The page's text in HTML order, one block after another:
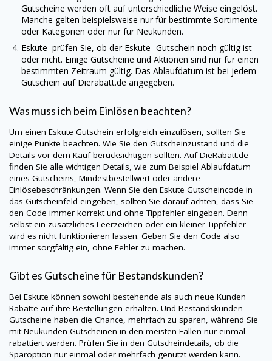
Gutscheine werden oft auf unterschiedliche Weise eingelöst.
Manche gelten beispielsweise nur für bestimmte Sortimente
oder Kategorien oder nur für Neukunden.
Eskute prüfen Sie, ob der Eskute -Gutschein noch gültig ist
oder nicht. Einige Gutscheine und Aktionen sind nur für einen
bestimmten Zeitraum gültig. Das Ablaufdatum ist bei jedem
Gutschein auf Dierabatt.de angegeben.
Was muss ich beim Einlösen beachten?
Um einen Eskute Gutschein erfolgreich einzulösen, sollten Sie
einige Punkte beachten. Wie Sie den Gutscheinzustand und die
Details vor dem Kauf berücksichtigen sollten. AufDieRabatt.de
finden Sie alle wichtigen Details, wie zum Beispiel Ablaufdatum
eines Gutscheins, Mindestbestellwert oder andere
Einlösebeschränkungen. Wenn Sie den Eskute Gutscheincode in
das Gutscheinfeld eingeben, sollten Sie darauf achten, dass Sie
den Code immer korrekt und ohne Tippfehler eingeben. Denn
selbst ein zusätzliches Leerzeichen oder ein kleiner Tippfehler
wird es nicht funktionieren lassen. Geben Sie den Code also
immer sorgfältig ein, ohne Fehler zu machen.
Gibt es Gutscheine für Bestandskunden?
Bei Eskute können sowohl bestehende als auch neue Kunden
Rabatte auf ihre Bestellungen erhalten. Und Bestandskunden-
Gutscheine haben die Chance, mehrfach zu sparen, während Sie
mit Neukunden-Gutscheinen in den meisten Fällen nur einmal
rabattiert werden. Prüfen Sie in den Gutscheindetails, ob die
Sparoption nur einmal oder mehrfach genutzt werden kann.